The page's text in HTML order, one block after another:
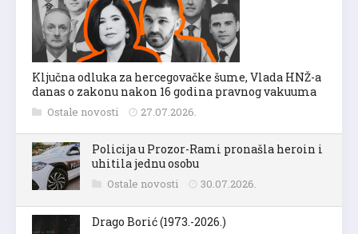
Ključna odluka za hercegovačke šume, Vlada HNŽ-a
danas o zakonu nakon 16 godina pravnog vakuuma
Ostale novosti 27.07.2026.
Policija u Prozor-Rami pronašla heroin i
uhitila jednu osobu
Ostale novosti 30.07.2026.
Drago Borić (1973.-2026.)